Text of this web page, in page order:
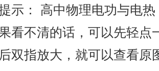
示： 高中物理电功与电
看不清的话，可以先轻点
双指放大，就可以查看原